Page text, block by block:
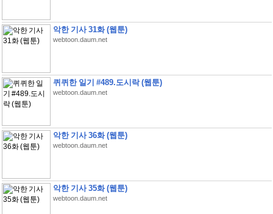
악한 기사 31화 (웹툰)
webtoon.daum.net
퀴퀴한 일기 #489.도시락 (웹툰)
webtoon.daum.net
악한 기사 36화 (웹툰)
webtoon.daum.net
악한 기사 35화 (웹툰)
webtoon.daum.net